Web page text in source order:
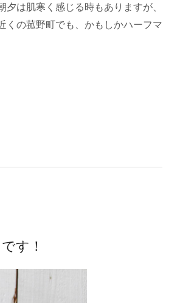
は肌寒く感じる時もありますが、
くの菰野町でも、かもしかハーフマ
す！